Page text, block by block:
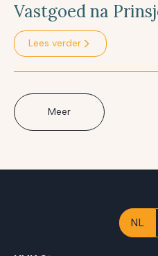
Vastgoed na
Lees verder
Meer
NL